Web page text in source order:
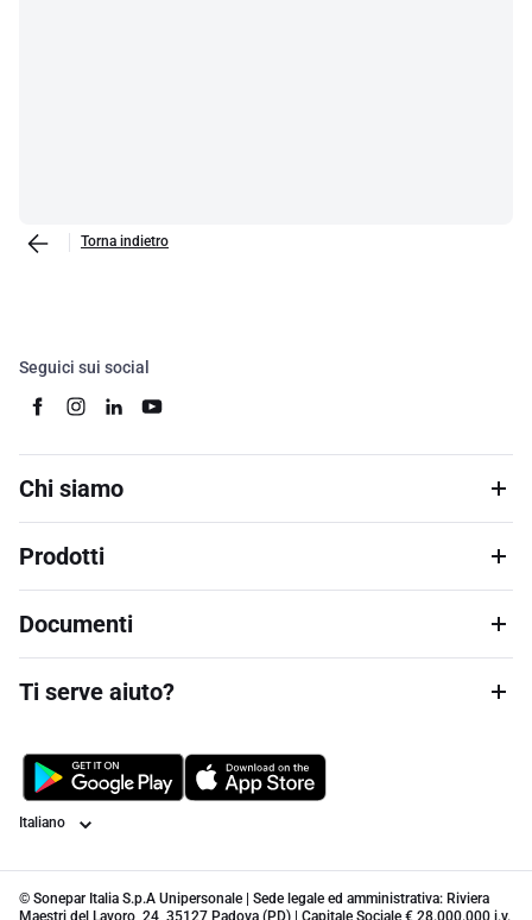
Torna indietro
Seguici sui social
Chi siamo
Prodotti
Documenti
Ti serve aiuto?
Lingua
© Sonepar Italia S.p.A Unipersonale | Sede legale ed amministrativa: Riviera
Maestri del Lavoro, 24, 35127 Padova (PD) | Capitale Sociale € 28.000.000 i.v.